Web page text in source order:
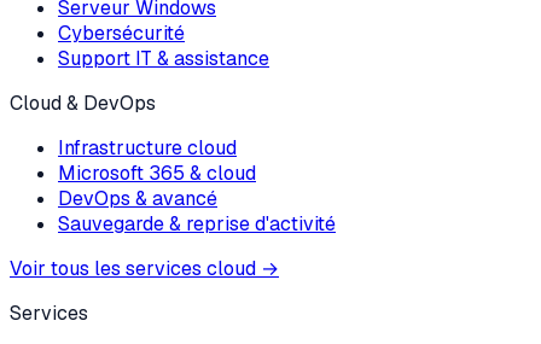
Serveur Windows
Cybersécurité
Support IT & assistance
Cloud & DevOps
Infrastructure cloud
Microsoft 365 & cloud
DevOps & avancé
Sauvegarde & reprise d'activité
Voir tous les services cloud →
Services